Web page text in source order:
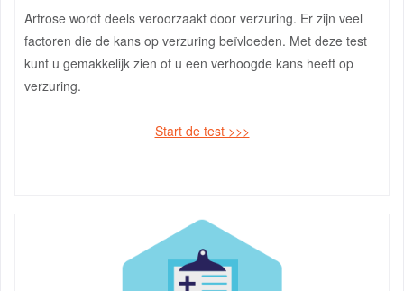
Artrose wordt deels veroorzaakt door verzuring. Er zijn veel
factoren die de kans op verzuring beïvloeden. Met deze test
kunt u gemakkelijk zien of u een verhoogde kans heeft op
verzuring.
Start de test >>>